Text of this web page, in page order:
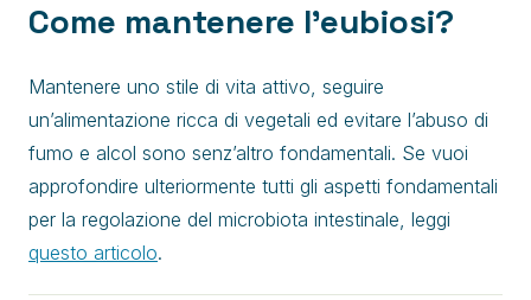
Come mantenere l’eubiosi?
Mantenere uno stile di vita attivo, seguire
un’alimentazione ricca di vegetali ed evitare l’abuso di
fumo e alcol sono senz’altro fondamentali. Se vuoi
approfondire ulteriormente tutti gli aspetti fondamentali
per la regolazione del microbiota intestinale, leggi
questo articolo.